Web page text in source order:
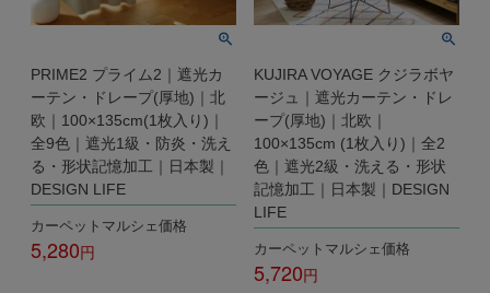
PRIME2 プライム2｜遮光カ
ーテン・ドレープ(厚地)｜北
欧｜100×135cm(1枚入り)｜
全9色｜遮光1級・防炎・洗え
る・形状記憶加工｜日本製｜
DESIGN LIFE
カーペットマルシェ価格
5,280
KUJIRA VOYAGE クジラボヤ
ージュ｜遮光カーテン・ドレ
ープ(厚地)｜北欧｜
100×135cm (1枚入り)｜全2
色｜遮光2級・洗える・形状
記憶加工｜日本製｜DESIGN
LIFE
カーペットマルシェ価格
5,720